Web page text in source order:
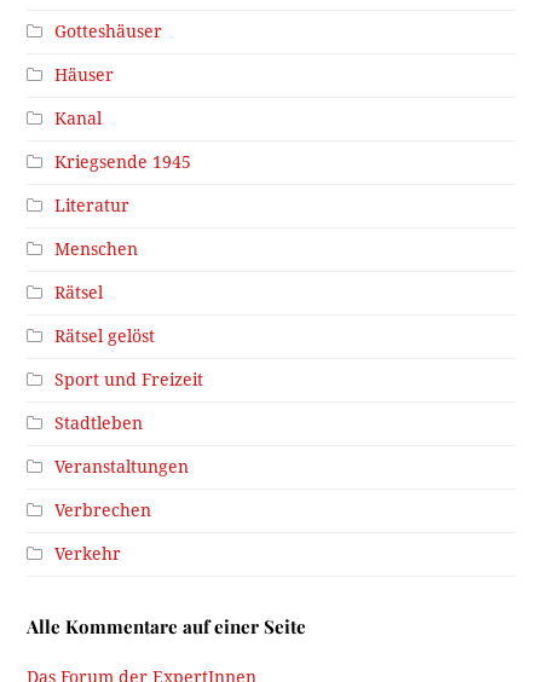
Gotteshäuser
Häuser
Kanal
Kriegsende 1945
Literatur
Menschen
Rätsel
Rätsel gelöst
Sport und Freizeit
Stadtleben
Veranstaltungen
Verbrechen
Verkehr
Alle Kommentare auf einer Seite
Das Forum der ExpertInnen